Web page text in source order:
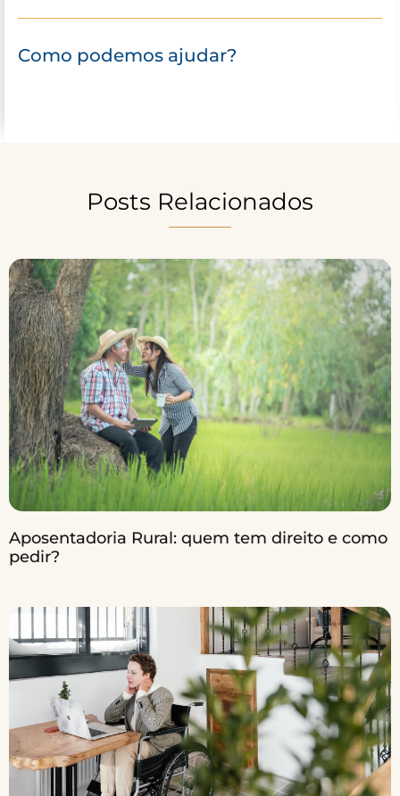
Como podemos ajudar?
Posts Relacionados
Aposentadoria Rural: quem tem direito e como
pedir?